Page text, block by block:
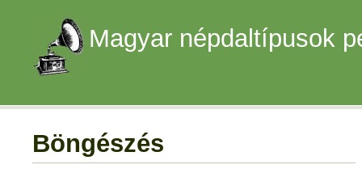
Magyar népdaltípusok
Böngészés